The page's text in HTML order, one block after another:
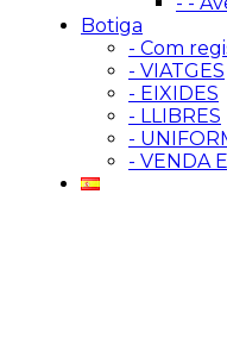
Botiga
- Com
- VIATGES
- EIXIDES
- LLIBRES
-
- VENDA